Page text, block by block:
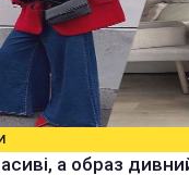
а образ